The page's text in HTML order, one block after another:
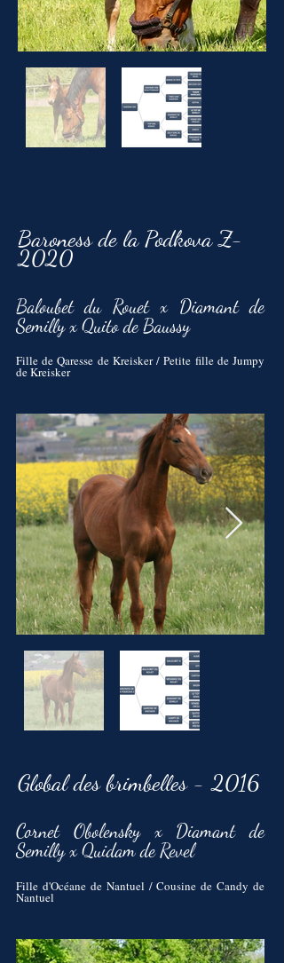
Baroness de la Podkova Z-
2020
Baloubet du Rouet x Diamant de
Semilly x Quito de Baussy
Fille de Qaresse de Kreisker / Petite fille de Jumpy
de Kreisker
Global desbrimbelles- 2016
Cornet Obolensky x Diamant de
Semilly x Quidam de Revel
Fille d'Océane de Nantuel / Cousine de Candy de
Nantuel